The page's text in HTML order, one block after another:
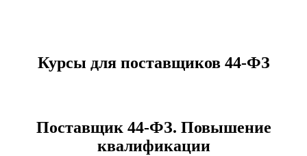
Курсы для поставщиков 44-ФЗ
Поставщик 44-ФЗ. Повышение
квалификации